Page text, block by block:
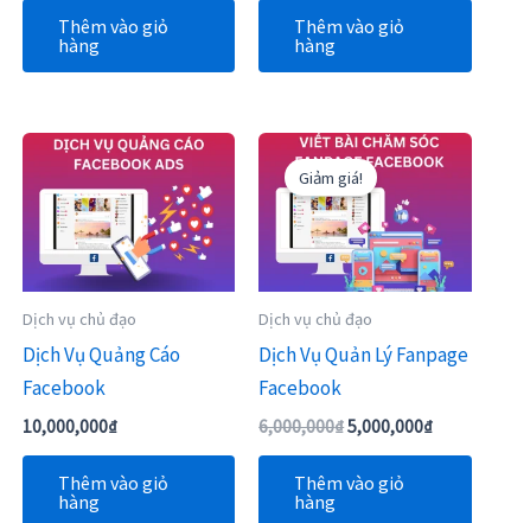
Thêm vào giỏ
hàng
Thêm vào giỏ
hàng
Dịch vụ chủ đạo
Dịch Vụ Quảng Cáo
Facebook
10,000,000₫
Thêm vào giỏ
hàng
Giảm giá!
Dịch vụ chủ đạo
Dịch Vụ Quản Lý Fanpage
Facebook
6,000,000₫
Giá
gốc
là:
6,000,000₫.
5,000,000₫
Giá
hiện
5,000,000₫.
Thêm vào giỏ
hàng